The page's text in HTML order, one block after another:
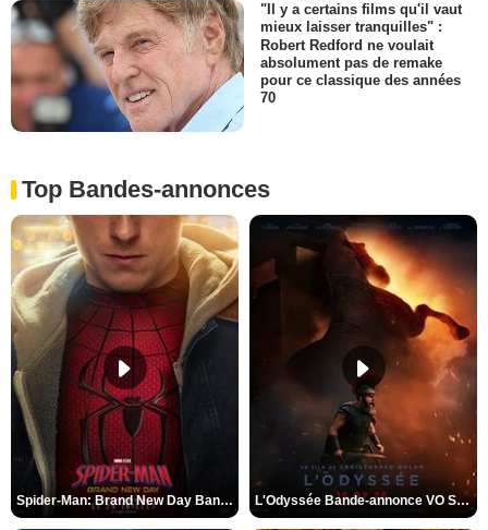
"Il y a certains films qu'il vaut
mieux laisser tranquilles" :
Robert Redford ne voulait
absolument pas de remake
pour ce classique des années
70
Top Bandes-annonces
Spider-Man: Brand New Day Bande-annonce VO STFR L'Odyssée Bande-annonce VO STFR